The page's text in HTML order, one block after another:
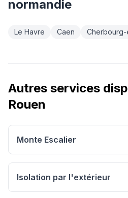
normandie
Le Havre Caen Cherbourg-
Autres services
Rouen
Monte Escalier
Isolation par l'extérieur